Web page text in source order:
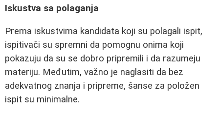
Iskustva sa polaganja
Prema iskustvima kandidata koji su polagali ispit,
ispitivači su spremni da pomognu onima koji
pokazuju da su se dobro pripremili i da razumeju
materiju. Međutim, važno je naglasiti da bez
adekvatnog znanja i pripreme, šanse za položen
ispit su minimalne.